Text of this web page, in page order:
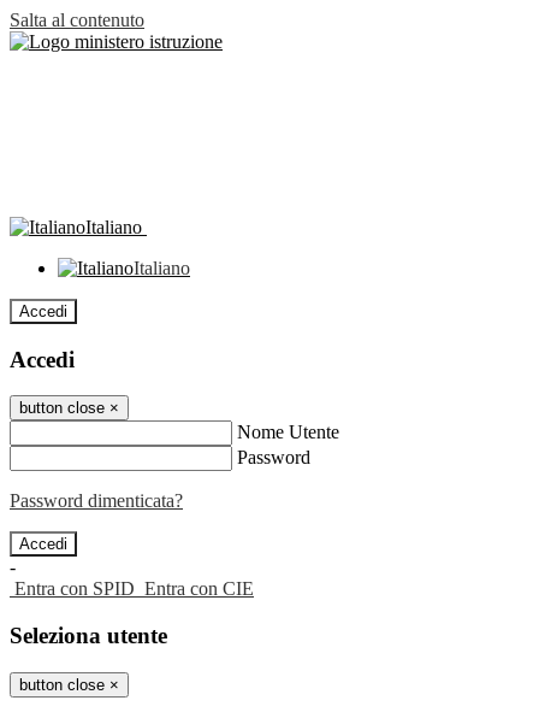
Salta al contenuto
Italiano
Italiano
Accedi
Accedi
button close ×
Nome Utente
Password
Password dimenticata?
-
Entra con SPID Entra con CIE
Seleziona utente
button close ×